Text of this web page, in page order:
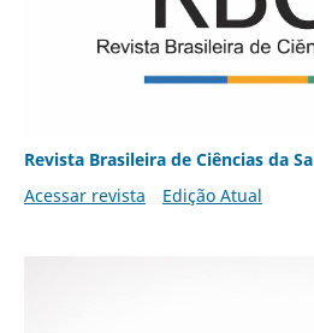
Revista Brasileira de Ciências da
Acessar revista
Edição Atual